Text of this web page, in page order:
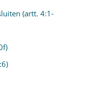
(artt. 4:1-